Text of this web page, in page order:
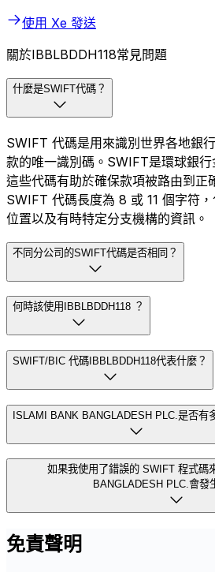
使用 Xe 發送
關於IBBLBDDH118常見問題
什麼是SWIFT代碼？
SWIFT 代碼是用來識別世界各地銀
款的唯一識別碼。SWIFT是環球銀行
這些代碼有助於確保款項被路由到正
SWIFT 代碼長度為 8 或 11 個字符
位置以及有時特定分支機構的資訊。
不同分公司的SWIFT代碼是否相同？
何時該使用IBBLBDDH118 ？
SWIFT/BIC 代碼IBBLBDDH118代表什麼？
ISLAMI BANK BANGLADESH PLC.是否有
如果我使用了錯誤的 SWIFT 程式碼
BANGLADESH PLC.會發
免責聲明